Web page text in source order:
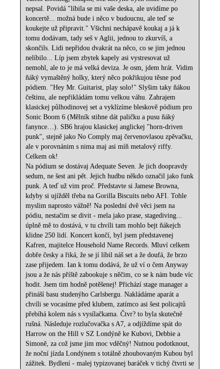
nepsal. Povidá "líbila se mi vaše deska, ale uvidíme po
koncertě... možná bude i něco v budoucnu, ale teď se
koukejte už připravit." Všichni nechápavě koukaj a já k
tomu dodávam, tady seš v Aglii, jednou to zkurvíš, a
skončils. Lidi nepřidou dvakrát na něco, co se jim jednou
nelíbilo... Líp jsem zbytek kapely asi vystresovat už
nemohl, ale to je má velká deviza. Je osm, jdem hrát. Vidim
ňáký vymaštěný holky, který něco pokřikujou těsne pod
pódiem. "Hey Mr. Guitarist, play solo!" Slyšim taky ňákou
češtinu, ale nepřikládám tomu velkou váhu. Zahrajem
klasickej půlhodinovej set a vyklízíme bleskově pódium pro
Sonic Boom 6 (Mělník stihne dát paličku a pusu ňáký
fanynce…). SB6 hrajou klasickej anglickej "horn-driven
punk", stejně jako No Comply maj červenovlasou zpěvačku,
ale v porovnánim s nima maj asi míň metalový riffy.
Celkem ok!
Na pódium se dostávaj Adequate Seven. Je jich doopravdy
sedum, ne šest ani pět. Jejich hudbu někdo označil jako funk
punk. A teď už vim proč. Představte si Jamese Browna,
kdyby si ujížděl třeba na Gorilla Biscuits nebo AFI. Tohle
myslim naprosto vážně! Na poslední dvě věci jsem na
pódiu, nestačim se divit - mela jako prase, stagediving...
úplně mě to dostává, v tu chvíli tam mohlo bejt ňákejch
klidne 250 lidí. Koncert končí, byl jsem představenej
Kafren, majitelce Household Name Records. Mluví celkem
dobře česky a řiká, že se jí líbil náš set a že doufá, že brzo
zase přijedem. Ian k tomu dodává, že už ví o čem Anyway
jsou a že nás příště zabookuje s něčim, co se k nám bude víc
hodit. Jsem tim hodně potěšenej! Přichází stage manager a
přináší basu studenýho Carlsbergu. Nakládáme aparát a
chvíli se vocasíme před klubem, zatímco asi šest policajtů
přebíhá kolem nás s vysílačkama. Čtvr? to byla skutečně
rušná. Následuje rozlučovačka s A7, a odjíždíme spát do
Harrow on the Hill v SZ Londýně ke Kubovi, Debbie a
Simoně, za což jsme jim moc vděčný! Nutnou podotknout,
že noční jízda Londýnem s totálně zhoubovaným Kubou byl
zážitek. Bydlení - malej typizovanej baráček v tichý čtvrti se